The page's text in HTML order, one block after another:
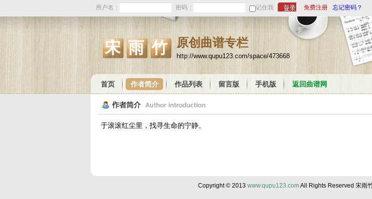
用户名： 密码： 记住我 免费注册 忘记密码？
宋雨竹 原创曲谱专栏
http://www.qupu123.com/space/473668
首页 作者简介 作品列表 留言版 手机版 返回曲谱网
于滚滚红尘里，找寻生命的宁静。
Copyright © 2013 www.qupu123.comAll Rights Reserved 宋雨